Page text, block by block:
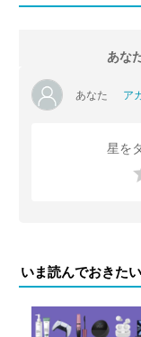
あな
あなた ア
星を
いま読んでおきたい